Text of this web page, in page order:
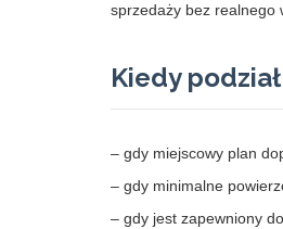
sprzedaży bez realnego
Kiedy
– gdy miejscowy plan
– gdy minimalne
– gdy jest zapewniony